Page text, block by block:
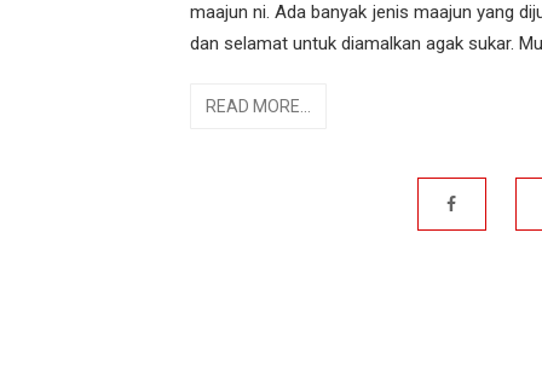
maajun ni. Ada banyak jenis maajun yang
dan selamat untuk diamalkan agak sukar.
READ MORE...